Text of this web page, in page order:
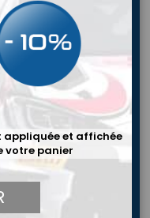
appliquée et affichée
votre panier